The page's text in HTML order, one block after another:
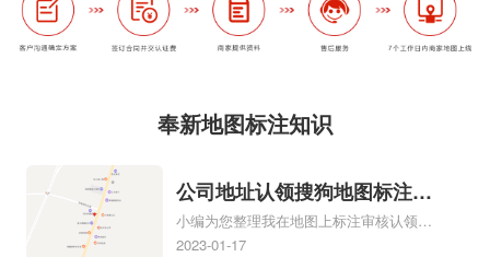
奉新地图标注知识
公司地址认领搜狗地图标注多
久审核？公司地址认领地图标
小编为您整理我在地图上标注审核认领需
要多久、我在地图上标注审核认领需要多
2023-01-17